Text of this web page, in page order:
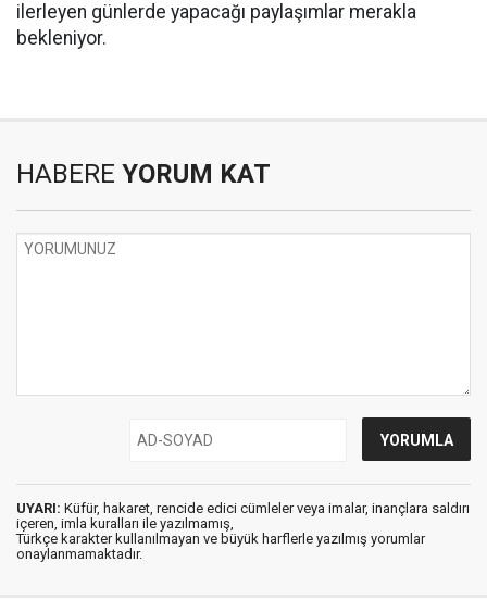
ilerleyen günlerde yapacağı paylaşımlar merakla
bekleniyor.
HABERE YORUM KAT
UYARI: Küfür, hakaret, rencide edici cümleler veya imalar, inançlara saldırı
içeren, imla kuralları ile yazılmamış,
Türkçe karakter kullanılmayan ve büyük harflerle yazılmış yorumlar
onaylanmamaktadır.